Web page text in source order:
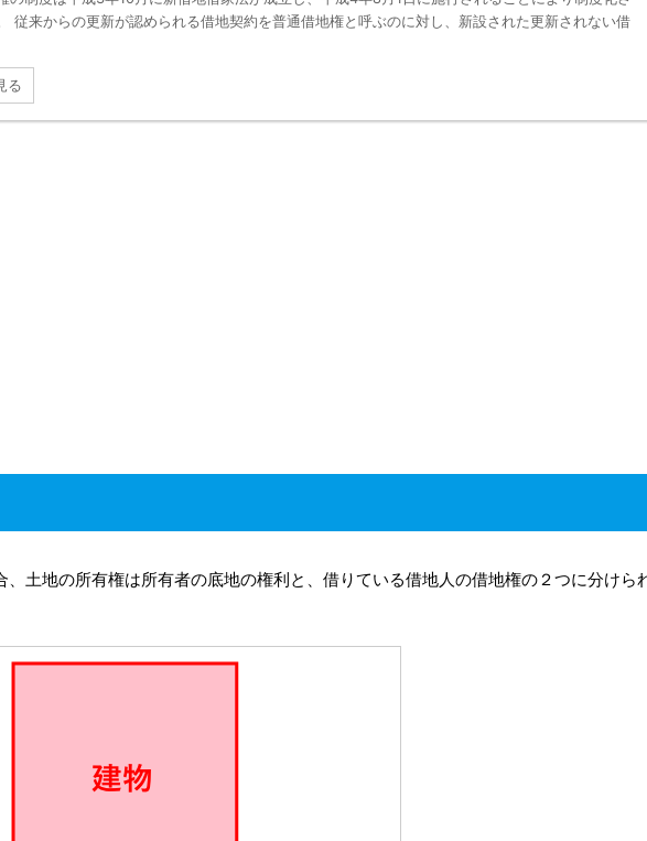
従来からの更新が認められる借地契約を普通借地権と呼ぶのに対し、新設された更新されない借
る
、土地の所有権は所有者の底地の権利と、借りている借地人の借地権の２つに分けら